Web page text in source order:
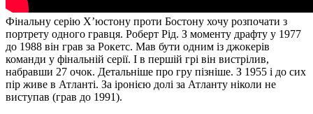
Фінальну серію Х’юстону проти Бостону хочу розпочати з
портрету одного гравця. Роберт Рід. З моменту драфту у 1977
до 1988 він грав за Рокетс. Мав бути одним із джокерів
команди у фінальній серії. І в першій грі він вистрілив,
набравши 27 очок. Детальніше про гру пізніше. З 1955 і до сих
пір живе в Атланті. За іронією долі за Атланту ніколи не
виступав (грав до 1991).